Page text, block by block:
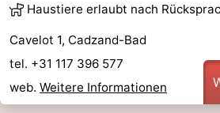
Haustiere erlaubt nach
Cavelot 1, Cadzand-Bad
tel. +31 117 396 577
web. Weitere Informationen